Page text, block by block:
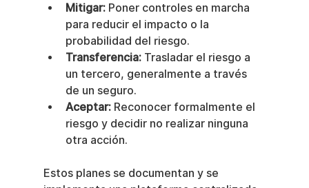
Mitigar: Poner controles en marcha
para reducir el impacto o la
probabilidad del riesgo.
Transferencia: Trasladar el riesgo a
un tercero, generalmente a través
de un seguro.
Aceptar: Reconocer formalmente el
riesgo y decidir no realizar ninguna
otra acción.
Estos planes se documentan y se